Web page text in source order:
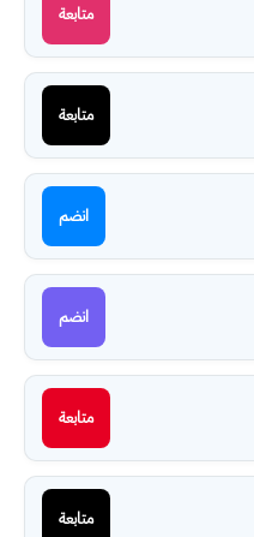
متابعة
متابعة
انضم
انضم
متابعة
متابعة